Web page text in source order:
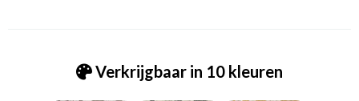
Verkrijgbaar in 10 kleuren